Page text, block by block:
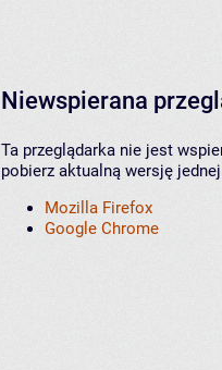
Niewspierana
Ta przeglądarka nie jest
pobierz aktualną wersję
Mozilla Firefox
Google Chrome